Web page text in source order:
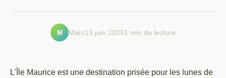
M Marc13 juin 20251 min de lecture
L'Île Maurice est une destination prisée pour les lunes de